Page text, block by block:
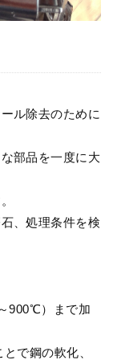
ル除去のために
部品を一度に大
、処理条件を検
900℃）まで加
で鋼の軟化、